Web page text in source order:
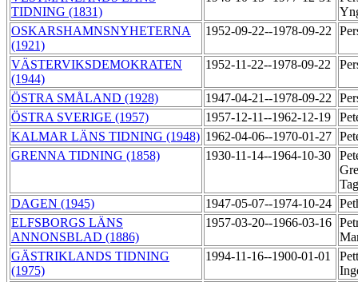
TIDNING (1831)
OSKARSHAMNSNYHETERNA
(1921)
1952-09-22--1978-09-22
VÄSTERVIKSDEMOKRATEN
(1944)
1952-11-22--1978-09-22
ÖSTRA SMÅLAND (1928) 1947-04-21--1978-09-22
ÖSTRA SVERIGE (1957)
1957-12-11--1962-12-19
KALMAR LÄNS TIDNING (1948) 1962-04-06--1970-01-27
GRENNA TIDNING (1858)
1930-11-14--1964-10-30
DAGEN (1945)
1947-05-07--1974-10-24
ELFSBORGS LÄNS
ANNONSBLAD (1886)
1957-03-20--1966-03-16
GÄSTRIKLANDS TIDNING
(1975)
1994-11-16--1900-01-01